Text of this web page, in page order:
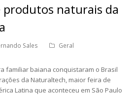
naturais da
Sales
Geral
familiar baiana conquistaram o Brasil
da Naturaltech, maior feira de
Latina que aconteceu em São Paulo